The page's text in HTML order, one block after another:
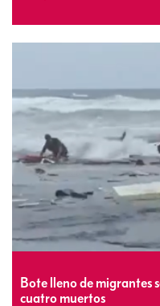
Bote lleno de migrantes
cuatro muertos